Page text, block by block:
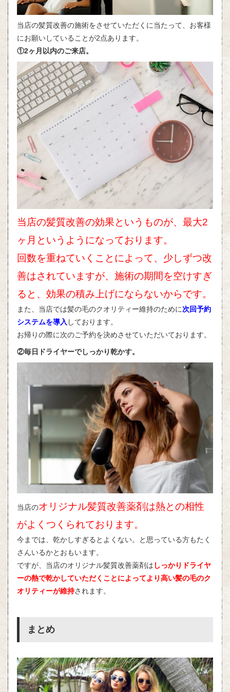
当店の髪質改善の施術をさせていただくに当たって、お客様
にお願いしていることが2点あります。
①2ヶ月以内のご来店。
当店の髪質改善の効果というものが、最大2
ヶ月というようになっております。
回数を重ねていくことによって、少しずつ改
善はされていますが、施術の期間を空けすぎ
ると、効果の積み上げにならないからです。
また、当店では髪の毛のクオリティー維持のために次回予約
システムを導入 しております。
お帰りの際に次のご予約を決めさせていただいております。
②毎日ドライヤーでしっかり乾かす。
当店のオリジナル髪質改善薬剤は熱との相性
がよくつくられております。
今までは、乾かしすぎるとよくない。と思っている方もたく
さんいるかとおもいます。
ですが、当店のオリジナル髪質改善薬剤は しっかりドライヤ
ーの熱で乾かしていただくことによってより高い髪の毛のク
オリティーが維持されます。
まとめ